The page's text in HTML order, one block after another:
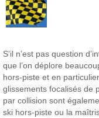
S’il n’est pas question
que l’on déplore
hors-piste et en
glissements focalisés de
par collision sont
ski hors-piste ou la